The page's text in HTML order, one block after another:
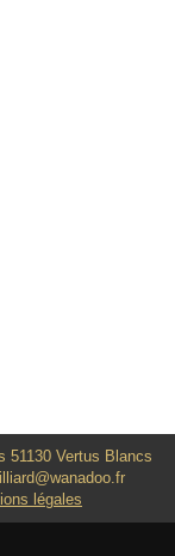
51130 Vertus Blancs
légales